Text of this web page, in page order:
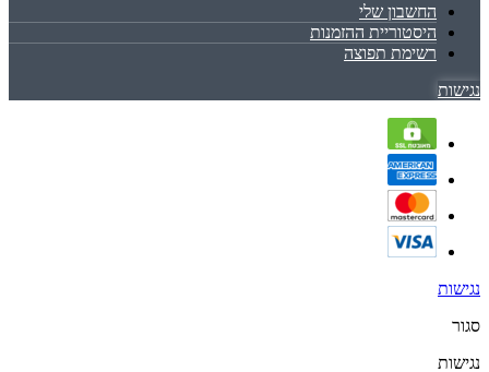
החשבון שלי
היסטוריית ההזמנות
רשימת תפוצה
נגישות
נגישות
סגור
נגישות